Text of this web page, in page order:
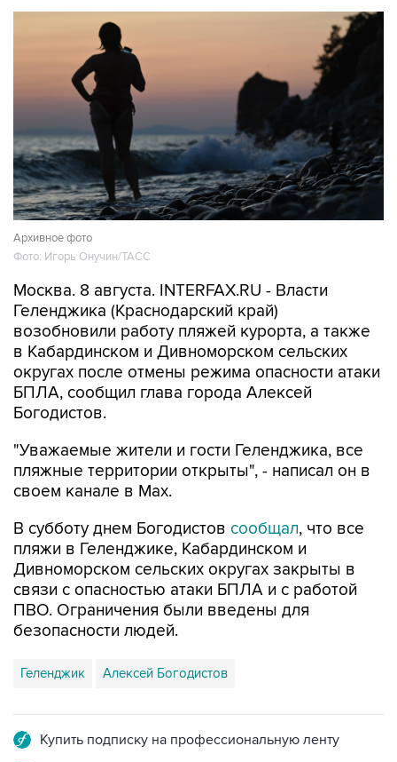
Архивное фото
Фото: Игорь Онучин/ТАСС
Москва. 8 августа. INTERFAX.RU - Власти
Геленджика (Краснодарский край)
возобновили работу пляжей курорта, а также
в Кабардинском и Дивноморском сельских
округах после отмены режима опасности атаки
БПЛА, сообщил глава города Алексей
Богодистов.
"Уважаемые жители и гости Геленджика, все
пляжные территории открыты", - написал он в
своем канале в Max.
В субботу днем Богодистов сообщал, что все
пляжи в Геленджике, Кабардинском и
Дивноморском сельских округах закрыты в
связи с опасностью атаки БПЛА и с работой
ПВО. Ограничения были введены для
безопасности людей.
Геленджик Алексей Богодистов
Купить подписку на профессиональную ленту